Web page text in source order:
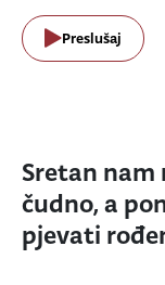
Preslušaj
Sretan nam
čudno, a
pjevati